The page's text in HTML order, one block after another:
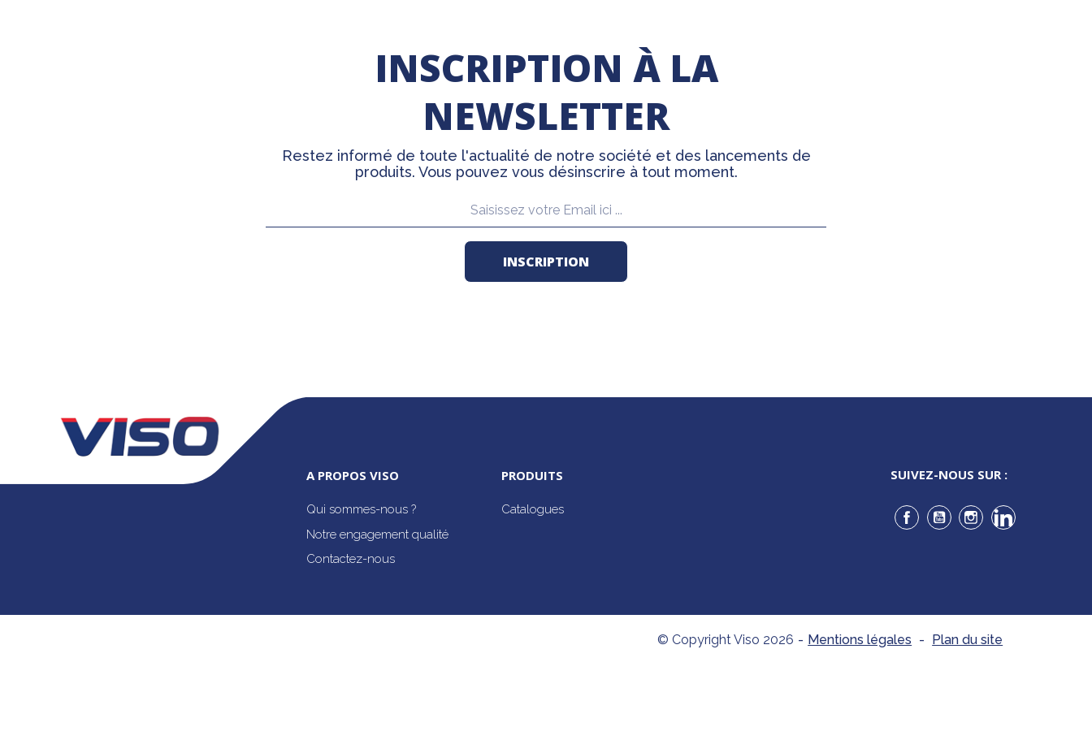
INSCRIPTION À LA
NEWSLETTER
Restez informé de toute l'actualité de notre société et des lancements de
produits. Vous pouvez vous désinscrire à tout moment.
A PROPOS VISO
Qui sommes-nous ?
Notre engagement qualité
Contactez-nous
PRODUITS
Catalogues
SUIVEZ-NOUS SUR :
Facebook
YouTubeInstagramLinkedIn
© Copyright Viso 2026 - Mentions légales - Plan du site